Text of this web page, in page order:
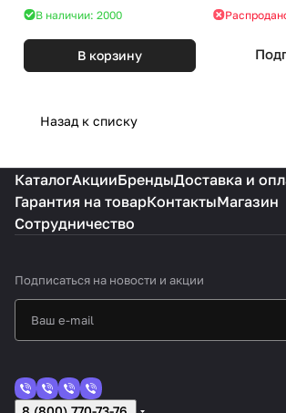
В наличии: 2000
В корзину
Назад к списку
КаталогАкцииБрендыДоставка и
Гарантия на товарКонтактыМагазин
Сотрудничество
Подписаться на новости и акции